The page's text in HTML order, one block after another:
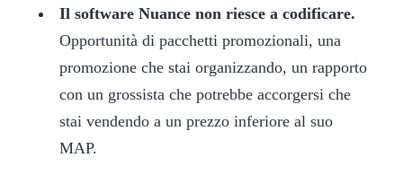
Il software Nuance non riesce a codificare.
Opportunità di pacchetti promozionali, una
promozione che stai organizzando, un rapporto
con un grossista che potrebbe accorgersi che
stai vendendo a un prezzo inferiore al suo
MAP.